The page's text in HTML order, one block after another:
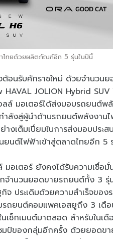
ไทยด้วยผลิตภัณฑ์อีก 5 รุ่นในปีนี้
อนรับศักราชใหม่ ด้วยจำนวน
JOLION Hybrid SUV
ล์ มอเตอร์ได้ส่งมอบรถยนต์พ
ำลังสู่ผู้นำด้านรถยนต์พลังงาน
งเต็มเปี่ยมในการส่งมอบประ
นต์ไฟฟ้าเข้าสู่ตลาดไทยอีก 5
อเตอร์ ยังคงได้รับความเชื่อมั่
จำนวนยอดขายรถยนต์ทั้ง 3 รุ่
จ ประเดิมด้วยความสำเร็จขอ
ถยนต์คอมแพคเอสยูถึง 3 เดื
เซ็กเมนต์มาตลอด สำหรับในเ
ป์ของกลุ่มอีกครั้ง ด้วยยอดข